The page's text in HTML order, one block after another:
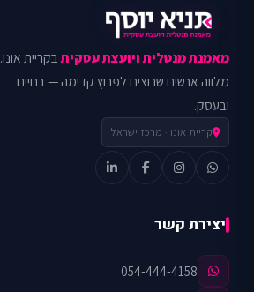
מאמנת מנטלית ויועצת עסקיתבקריית אונו.
מלווה אנשים שרוצים לפרוץ קדימה — בחיים
ובעסק.
קריית אונו · מרכז ישראל
יצירת קשר
054-444-4158